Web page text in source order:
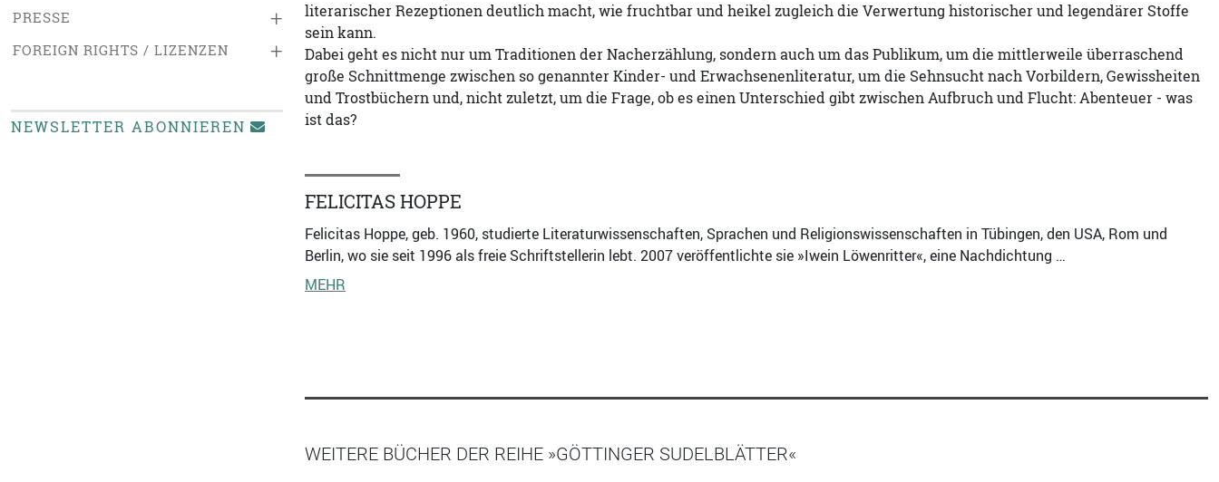
+
PRESSE
+
FOREIGN RIGHTS / LIZENZEN
NEWSLETTER ABONNIEREN
literarischer Rezeptionen deutlich macht, wie fruchtbar und heikel zugleich die Verwertung historischer und legendärer Stoffe
sein kann.
Dabei geht es nicht nur um Traditionen der Nacherzählung, sondern auch um das Publikum, um die mittlerweile überraschend
große Schnittmenge zwischen so genannter Kinder- und Erwachsenenliteratur, um die Sehnsucht nach Vorbildern, Gewissheiten
und Trostbüchern und, nicht zuletzt, um die Frage, ob es einen Unterschied gibt zwischen Aufbruch und Flucht: Abenteuer - was
ist das?
FELICITAS HOPPE
Felicitas Hoppe, geb. 1960, studierte Literaturwissenschaften, Sprachen und Religionswissenschaften in Tübingen, den USA, Rom und
Berlin, wo sie seit 1996 als freie Schriftstellerin lebt. 2007 veröffentlichte sie »Iwein Löwenritter«, eine Nachdichtung …
MEHR
WEITERE BÜCHER DER REIHE »GÖTTINGER SUDELBLÄTTER«